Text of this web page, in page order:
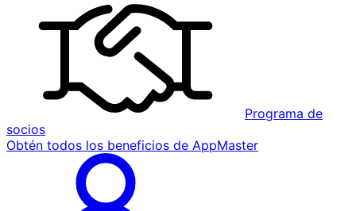
Programa de
socios
Obtén todos los beneficios de AppMaster